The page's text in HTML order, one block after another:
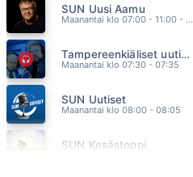
SUN Uusi Aamu
Maanantai klo 07:00 - 11:00 - Studiossa: Kimmo Hoivassilta
Tampereenkiäliset uutiset
Maanantai klo 07:30 - 07:35
SUN Uutiset
Maanantai klo 08:00 - 08:05
SUN Kesästoppi